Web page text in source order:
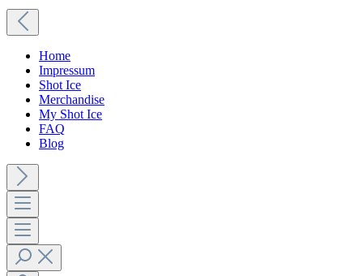
Home
Impressum
Shot Ice
Merchandise
My Shot Ice
FAQ
Blog